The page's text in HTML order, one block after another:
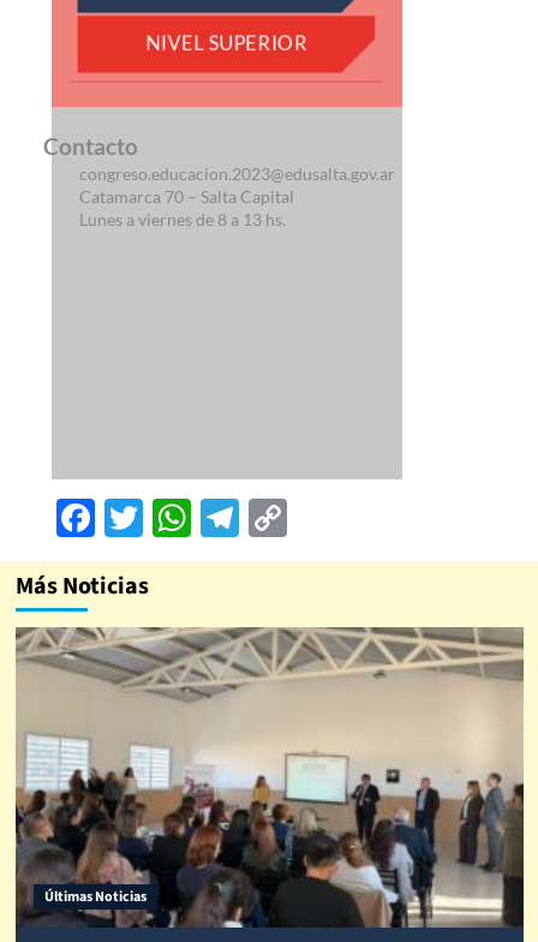
NIVEL SUPERIOR
Contacto
congreso.educacion.2023@edusalta.gov.ar
Catamarca 70 – Salta Capital
Lunes a viernes de 8 a 13 hs.
Facebook
Twitter
WhatsApp
Telegram
Copy
Link
Más Noticias
Últimas Noticias